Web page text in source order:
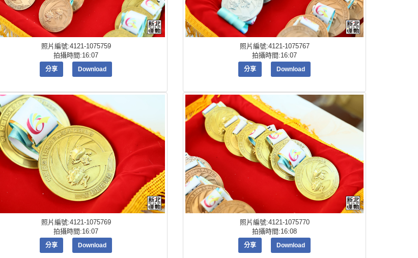
照片編號:4121-1075759
拍攝時間:16:07
分享 Download
照片編號:4121-1075767
拍攝時間:16:07
分享 Download
照片編號:4121-1075769
拍攝時間:16:07
分享 Download
照片編號:4121-1075770
拍攝時間:16:08
分享 Download